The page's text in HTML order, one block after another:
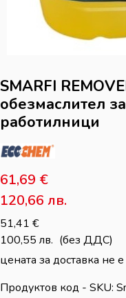
SMARFI
обезмаслител
работилници
61,69 €
120,66 лв.
51,41 €
100,55 лв. (без ДДС)
цената за доставка не
Продуктов код - SKU